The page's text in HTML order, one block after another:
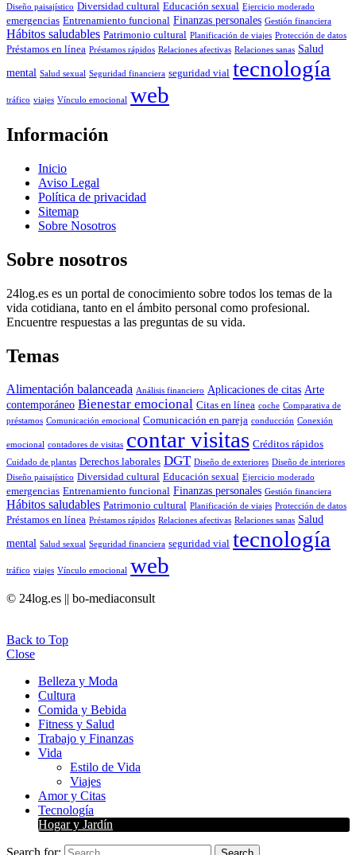
Diseño paisajístico Diversidad cultural Educación sexual Ejercicio moderado
emergencias Entrenamiento funcional Finanzas personales Gestión financiera
Hábitos saludables Patrimonio cultural Planificación de viajes Protección de datos
Préstamos en línea Préstamos rápidos Relaciones afectivas Relaciones sanas Salud
mental Salud sexual Seguridad financiera seguridad vial tecnología
tráfico viajes Vínculo emocional web
Información
Inicio
Aviso Legal
Política de privacidad
Sitemap
Sobre Nosotros
Sobre nosotros
24log.es es un portal de conocimiento sobre todos los temas de la
vida cotidiana, tanto en el ámbito personal como profesional.
Encuentre respuestas a las preguntas de su vida.
Temas
Alimentación balanceada Análisis financiero Aplicaciones de citas Arte
contemporáneo Bienestar emocional Citas en línea coche Comparativa de
préstamos Comunicación emocional Comunicación en pareja conducción Conexión
emocional contadores de visitas contar visitas Créditos rápidos
Cuidado de plantas Derechos laborales DGT Diseño de exteriores Diseño de interiores
Diseño paisajístico Diversidad cultural Educación sexual Ejercicio moderado
emergencias Entrenamiento funcional Finanzas personales Gestión financiera
Hábitos saludables Patrimonio cultural Planificación de viajes Protección de datos
Préstamos en línea Préstamos rápidos Relaciones afectivas Relaciones sanas Salud
mental Salud sexual Seguridad financiera seguridad vial tecnología
tráfico viajes Vínculo emocional web
© 24log.es || bo-mediaconsult
Back to Top
Close
Belleza y Moda
Cultura
Comida y Bebida
Fitness y Salud
Trabajo y Finanzas
Vida
Estilo de Vida
Viajes
Amor y Citas
Tecnología
Hogar y Jardín